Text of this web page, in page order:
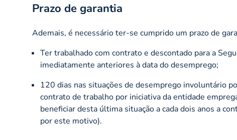
Prazo de garantia
Ademais, é necessário ter-se cumprido um prazo de
Ter trabalhado com contrato e descontado para a
imediatamente anteriores à data do desemprego;
120 dias nas situações de desemprego involuntário
contrato de trabalho por iniciativa da entidade
beneficiar desta última situação a cada dois anos a
por este motivo).